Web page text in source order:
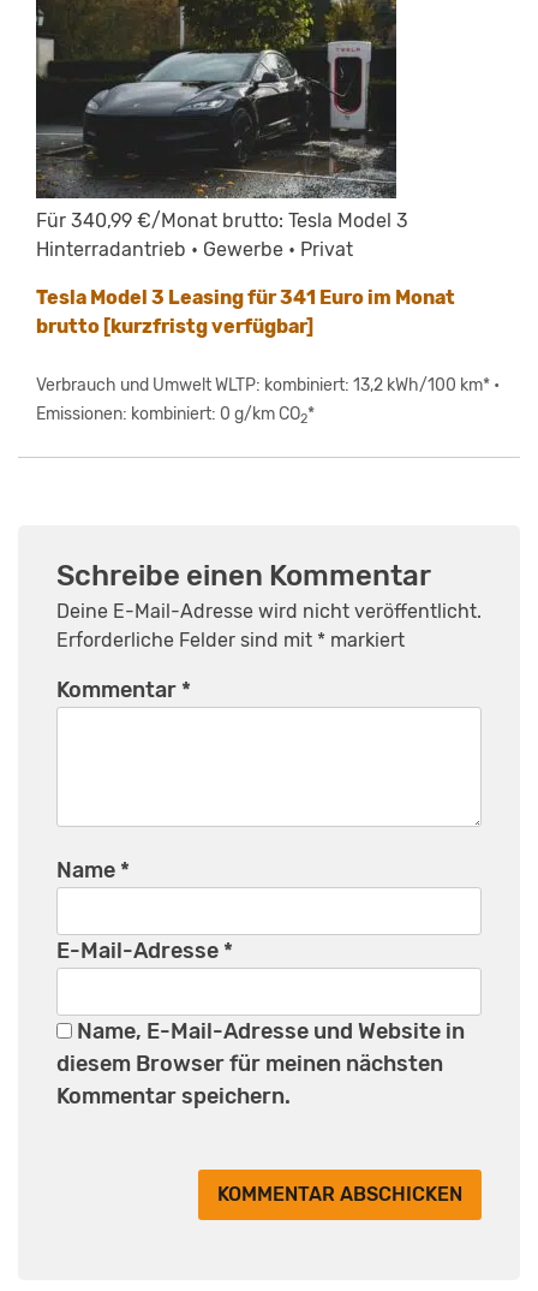
Für 340,99 €/Monat brutto: Tesla Model 3
Hinterradantrieb • Gewerbe • Privat
Tesla Model 3 Leasing für 341 Euro im Monat
brutto [kurzfristg verfügbar]
Verbrauch und Umwelt WLTP: kombiniert: 13,2 kWh/100 km* •
Emissionen: kombiniert: 0 g/km CO2*
Schreibe einen Kommentar
Deine E-Mail-Adresse wird nicht veröffentlicht.
Erforderliche Felder sind mit * markiert
Kommentar *
Name *
E-Mail-Adresse *
Name, E-Mail-Adresse und Website in
diesem Browser für meinen nächsten
Kommentar speichern.